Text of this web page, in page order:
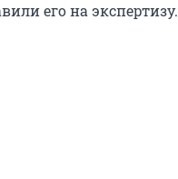
его на экспертизу.